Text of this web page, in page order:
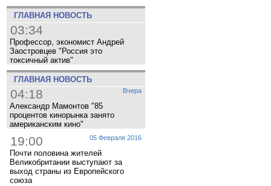
ГЛАВНАЯ НОВОСТЬ
03:34
Профессор, экономист Андрей
Заостровцев "Россия это
токсичный актив"
ГЛАВНАЯ НОВОСТЬ
Вчера
04:18
Александр Мамонтов "85
процентов кинорынка занято
американским кино"
05 Февраля 2016
19:00
Почти половина жителей
Великобритании выступают за
выход страны из Европейского
союза